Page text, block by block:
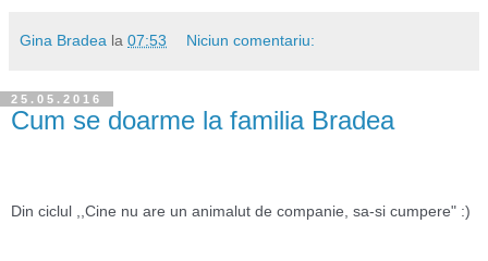
Gina Bradea la 07:53 Niciun comentariu:
25.05.2016
Cum se doarme la familia Bradea
Din ciclul ,,Cine nu are un animalut de companie, sa-si cumpere" :)